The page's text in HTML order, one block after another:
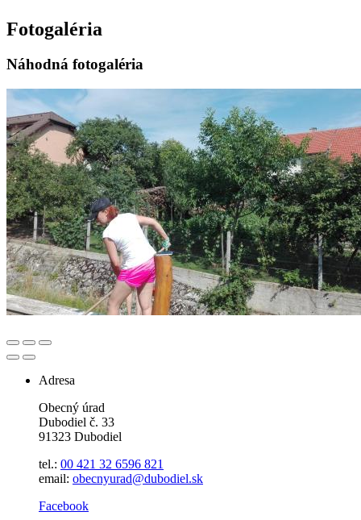
Fotogaléria
Náhodná fotogaléria
Adresa
Obecný úrad
Dubodiel č. 33
91323 Dubodiel
tel.: 00 421 32 6596 821
email: obecnyurad@dubodiel.sk
Facebook